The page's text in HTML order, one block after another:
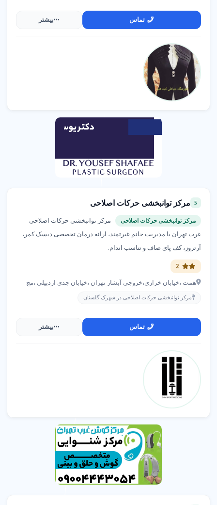
تماس بیشتر
5 مرکز توانبخشی حرکات اصلاحی
مرکز توانبخشی حرکات اصلاحی
مرکز توانبخشی حرکات اصلاحی
غرب تهران با مدیریت خانم غیرتمند، ارائه درمان تخصصی دیسک کمر،
آرتروز، کف پای صاف و تناسب اندام.
همت ،خیابان خرازی،خروجی آبشار تهران ،خیابان جدی اردبیلی ،مج
مرکز توانبخشی حرکات اصلاحی در شهرک گلستان
تماس بیشتر